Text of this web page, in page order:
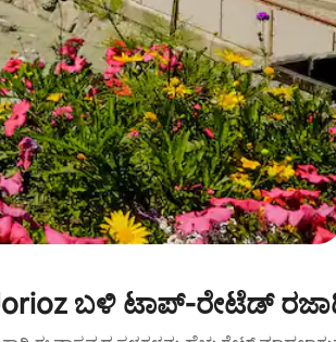
Jorioz ಬಳಿ ಟಾಪ್-ರೇಟೆಡ್